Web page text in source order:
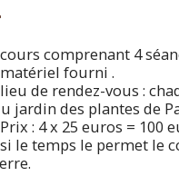
cours comprenant 4
matériel fourni .
lieu de rendez-vous :
jardin des plantes de
Prix : 4 x 25 euros = 100
si le temps le permet le